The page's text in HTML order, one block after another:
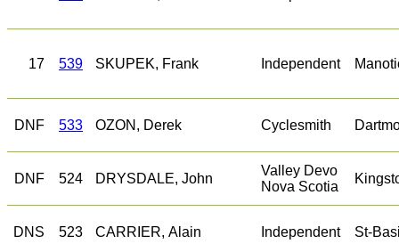
17 539 SKUPEK, Frank Independent
DNF 533 OZON, Derek Cyclesmith
DNF 524 DRYSDALE, John
Valley Devo
Nova Scotia
DNS 523 CARRIER, Alain Independent St-